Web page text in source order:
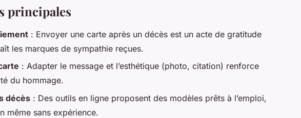
principales
: Envoyer une carte après un décès est un acte de gratitude
les marques de sympathie reçues.
: Adapter le message et l’esthétique (photo, citation) renforce
du hommage.
décès : Des outils en ligne proposent des modèles prêts à l’emploi,
même sans expérience.